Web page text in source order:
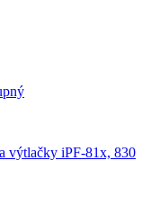
výtlačky iPF-81x, 830